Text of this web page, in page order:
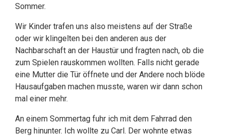
Sommer.
Wir Kinder trafen uns also meistens auf der Straße
oder wir klingelten bei den anderen aus der
Nachbarschaft an der Haustür und fragten nach, ob die
zum Spielen rauskommen wollten. Falls nicht gerade
eine Mutter die Tür öffnete und der Andere noch blöde
Hausaufgaben machen musste, waren wir dann schon
mal einer mehr.
An einem Sommertag fuhr ich mit dem Fahrrad den
Berg hinunter. Ich wollte zu Carl. Der wohnte etwas